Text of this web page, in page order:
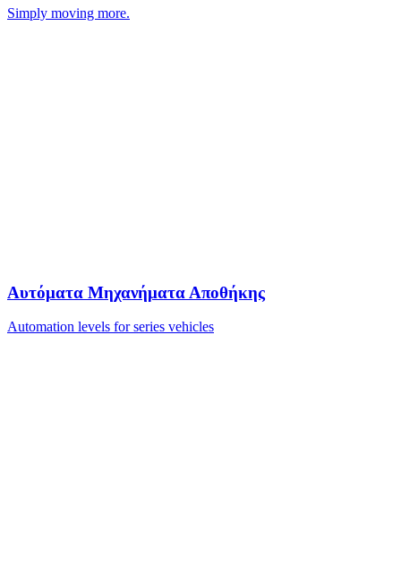
Simply moving more.
Αυτόματα Μηχανήματα Αποθήκης
Automation levels for series vehicles